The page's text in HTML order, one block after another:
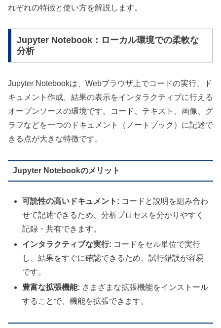
れぞれの特徴と使い方を解説します。
Jupyter Notebook：ローカル環境での柔軟な
分析
Jupyter Notebookは、Webブラウザ上でコードの実行、ド
キュメント作成、結果の表示をインタラクティブに行える
オープンソースの環境です。コード、テキスト、画像、グ
ラフなどを一つのドキュメント（ノートブック）に記述で
きる点が大きな特徴です。
Jupyter Notebookのメリット
可読性の高いドキュメント: コードと説明を組み合わ
せて記述できるため、分析プロセスを分かりやすく
記録・共有できます。
インタラクティブな実行: コードをセル単位で実行
し、結果をすぐに確認できるため、試行錯誤が容易
です。
豊富な拡張機能: さまざまな拡張機能をインストール
することで、機能を拡張できます。